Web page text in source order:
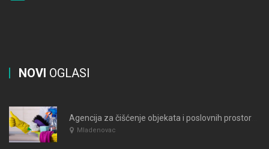
NOVI OGLASI
Mladenovac